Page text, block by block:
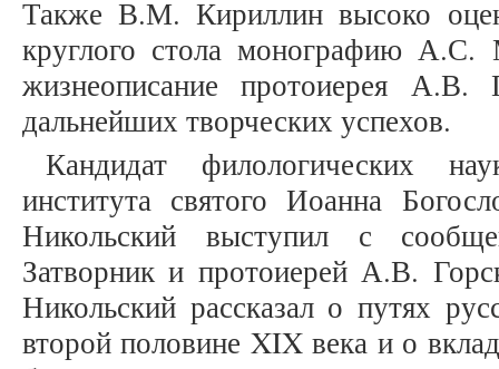
Также В.М. Кириллин высоко
круглого стола монографию А.С.
жизнеописание протоиерея А.В.
дальнейших творческих успехов.
Кандидат филологических
института святого Иоанна
Никольский выступил с
Затворник и протоиерей А.В.
Никольский рассказал о путях
второй половине XIX века и о